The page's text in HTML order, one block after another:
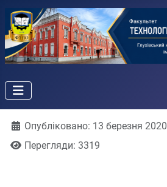
ДеталіОпубліковано: 13 березня 2020
Перегляди: 3319